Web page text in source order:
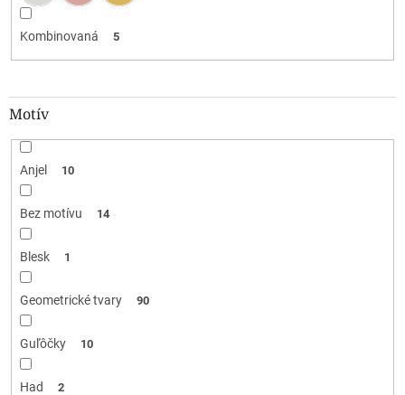
Kombinovaná 5
Motív
Anjel 10
Bez motívu 14
Blesk 1
Geometrické tvary 90
Guľôčky 10
Had 2